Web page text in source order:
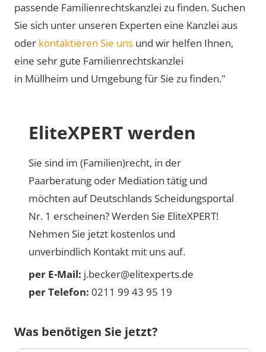
passende Familienrechtskanzlei zu finden. Suchen
Sie sich unter unseren Experten eine Kanzlei aus
oder kontaktieren Sie uns und wir helfen Ihnen,
eine sehr gute Familienrechtskanzlei
in Müllheim und Umgebung für Sie zu finden."
EliteXPERT werden
Sie sind im (Familien)recht, in der
Paarberatung oder Mediation tätig und
möchten auf Deutschlands Scheidungsportal
Nr. 1 erscheinen? Werden Sie EliteXPERT!
Nehmen Sie jetzt kostenlos und
unverbindlich Kontakt mit uns auf.
per E-Mail: j.becker@elitexperts.de
per Telefon: 0211 99 43 95 19
Was benötigen Sie jetzt?